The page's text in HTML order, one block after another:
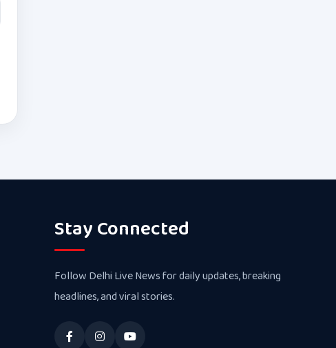
Stay Connected
Follow Delhi Live News for daily updates, breaking
headlines, and viral stories.